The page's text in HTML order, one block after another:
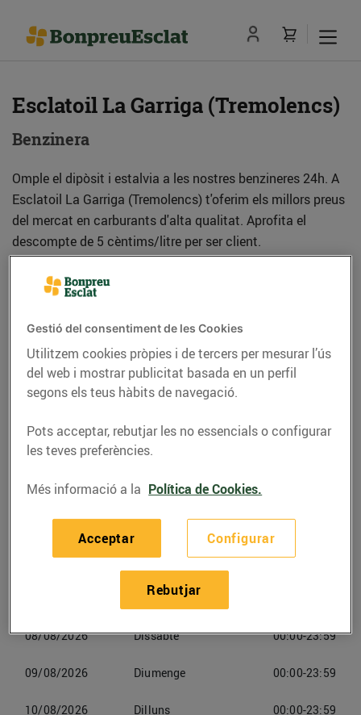
Esclatoil La Garriga (Tremolencs)
Benzinera
Omple el dipòsit i estalvia a les nostres benzineres 24h. A
Esclatoil La Garriga (Tremolencs) t'oferim els millors preus
del mercat en carburants d'alta qualitat. Aprofita el
descompte de 5 cèntims/litre per ser client.
Ctra. C-17, km 30.27 - Els Tremolencs (08530)
Garriga, la
931031961
Horaris Esclatoil Garriga, La
Divendres
08/08/2026 Dissabte 00:00-23:59
09/08/2026 Diumenge 00:00-23:59
10/08/2026 Dilluns 00:00-23:59
Gestió del consentiment de les Cookies
Utilitzem cookies pròpies i de tercers per mesurar l’ús
del web i mostrar publicitat basada en un perfil
segons els teus hàbits de navegació.
Pots acceptar, rebutjar les no essencials o configurar
les teves preferències.
Més informació a la Política de Cookies.
Configurar
Rebutjar
Acceptar